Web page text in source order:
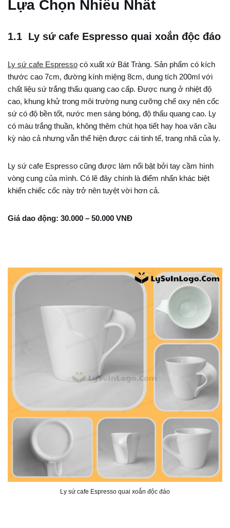
Lựa Chọn Nhiều Nhất
1.1 Ly sứ cafe Espresso quai xoắn độc đáo
Ly sứ cafe Espresso có xuất xứ Bát Tràng. Sản phẩm có kích
thước cao 7cm, đường kính miệng 8cm, dung tích 200ml với
chất liệu sứ trắng thấu quang cao cấp. Được nung ở nhiệt độ
cao, khung khử trong môi trường nung cưỡng chế oxy nên cốc
sứ có độ bền tốt, nước men sáng bóng, độ thấu quang cao. Ly
có màu trắng thuần, không thêm chút họa tiết hay hoa văn cầu
kỳ nào cả nhưng vẫn thể hiện được cái tinh tế, trang nhã của ly.
Ly sứ cafe Espresso cũng được làm nổi bật bởi tay cầm hình
vòng cung của mình. Có lẽ đây chính là điểm nhấn khác biệt
khiến chiếc cốc này trở nên tuyệt vời hơn cả.
Giá dao động: 30.000 – 50.000 VNĐ
Ly sứ cafe Espresso quai xoắn độc đáo